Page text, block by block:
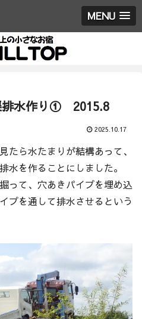
MENU
排水作り① 2015.8
2025.10.17
たら水たまりが結構あって、
水を作ることにしました。
って、穴あきパイプを埋め込
プを通して排水させるという